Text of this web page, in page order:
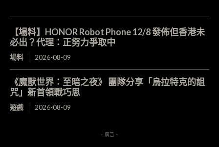
【場料】HONOR Robot Phone 12/8 發佈但香港未
必出？代理：正努力爭取中
場料 2026-08-09
《魔獸世界：至暗之夜》 團隊分享「烏拉特克的詛
咒」新首領戰巧思
遊戲 2026-08-09
- 廣告 -